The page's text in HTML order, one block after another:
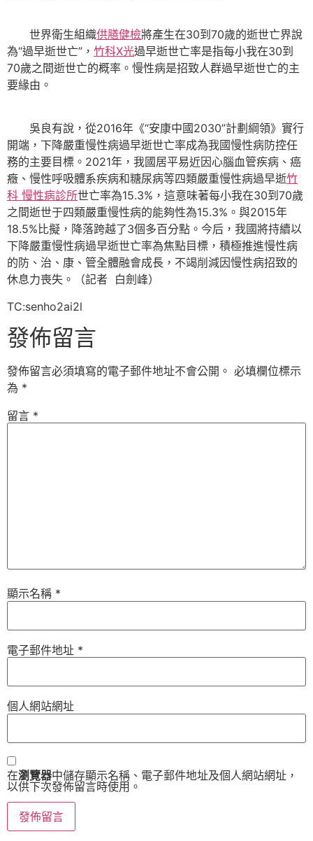
世界衛生組織供膳健檢將產生在30到70歲的逝世亡界說
為“過早逝世亡”， 竹科X光過早逝世亡率是指每小我在30到
70歲之間逝世亡的概率。慢性病是招致人群過早逝世亡的主
要緣由。
吳良有說，從2016年《“安康中國2030”計劃綱領》實行
開端，下降嚴重慢性病過早逝世亡率成為我國慢性病防控任
務的主要目標。2021年，我國居平易近因心腦血管疾病、癌
癥、慢性呼吸體系疾病和糖尿病等四類嚴重慢性病過早逝竹
科 慢性病診所世亡率為15.3%，這意味著每小我在30到70歲
之間逝世于四類嚴重慢性病的能夠性為15.3%。與2015年
18.5%比擬，降落跨越了3個多百分點。今后，我國將持續以
下降嚴重慢性病過早逝世亡率為焦點目標，積極推進慢性病
的防、治、康、管全體融會成長，不竭削減因慢性病招致的
休息力喪失。（記者 白劍峰）
TC:senho2ai2l
發佈留言
發佈留言必須填寫的電子郵件地址不會公開。 必填欄位標示
為 *
留言 *
顯示名稱 *
電子郵件地址 *
個人網站網址
在瀏覽器中儲存顯示名稱、電子郵件地址及個人網站網址，
以供下次發佈留言時使用。